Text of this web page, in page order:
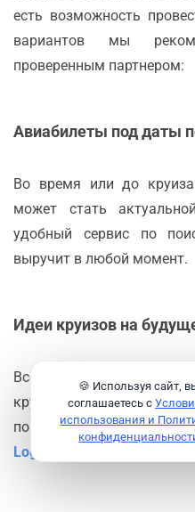
есть возможность
вариантов мы
проверенным партнером:
Авиабилеты под даты
Во время или до
может стать
удобный сервис по
выручит в любой момент.
Идеи круизов на
Всегда можно проверить
круизные компании из
поиск круизов по
Logitravel
🍪 Используя сайт,
соглашаетесь с
использования и